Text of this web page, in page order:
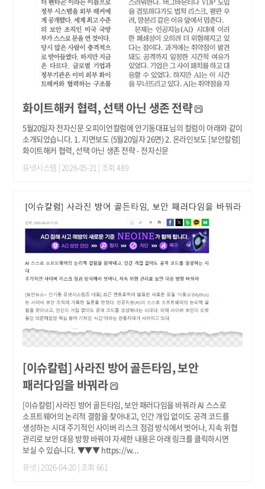
화이트해커 협력, 선택 아닌 생존 전략
5월20일자 전자신문 오피이언컬럼에 안기동대표님의 컬럼이 아래와 같이
소개되었습니다. 1. 지면보도 (5월20일자 26면) 2. 온라인보도 [보안칼럼]
화이트해커 협력, 선택 아닌 생존 전략 - 전자신문
유넷시스템 | 2026-05-21 | 조회 489
[이슈칼럼] 사라진 방어 골든타임, 보안
패러다임을 바꿔라
[이슈칼럼] 사라진 방어 골든타임, 보안 패러다임을 바꿔라 AI 스스로
소프트웨어의 논리적 결함을 찾아내고, 인간 개입 없이도 공격 코드를
생성하는 시대 주기적인 사이버 리스크 점검 방식에서 벗어나, 지속 위협
관리로 보안 대응 방향 바꿔야 자세한 내용은 아래 링크를 클릭하시면
보실 수 있습니다. ▼▼▼ https://w...
유넷 | 2026-04-20 | 조회 661